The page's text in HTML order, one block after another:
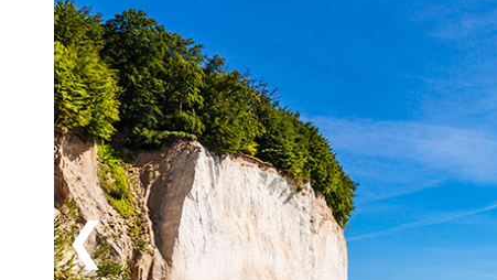
Året runt finns det många aktiviteter att välja mellan,
utflykt, vilket du också kan göra på hotellet. På
islandshästar och låna windsurfingutrustning med
göra en utflykt till den historiska Hansastaden
världsarvslistade Gamla stan med mängder av
upplevelserik semester på Rügen!